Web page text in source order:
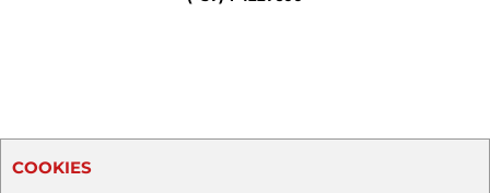
COOKIES